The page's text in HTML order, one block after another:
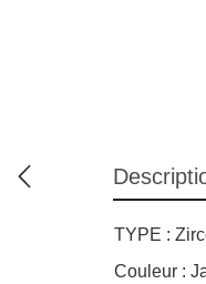
TYPE :
Couleur :